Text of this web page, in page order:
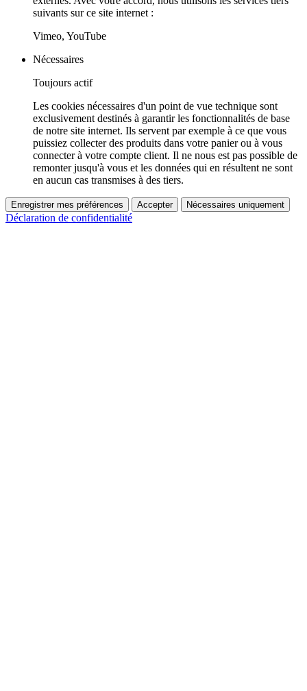
suivants sur ce site internet :
Vimeo, YouTube
Nécessaires
Toujours actif
Les cookies nécessaires d'un point de vue technique sont
exclusivement destinés à garantir les fonctionnalités de base
de notre site internet. Ils servent par exemple à ce que vous
puissiez collecter des produits dans votre panier ou à vous
connecter à votre compte client. Il ne nous est pas possible de
remonter jusqu'à vous et les données qui en résultent ne sont
en aucun cas transmises à des tiers.
Enregistrer mes préférences Accepter Nécessaires uniquement
Déclaration de confidentialité